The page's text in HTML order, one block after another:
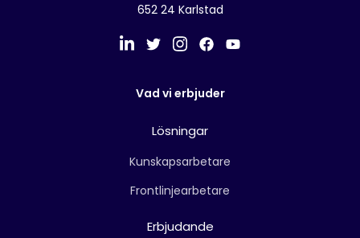
652 24 Karlstad
Vad vi erbjuder
Lösningar
Kunskapsarbetare
Frontlinjearbetare
Erbjudande